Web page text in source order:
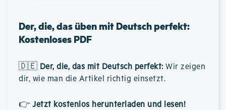
Der, die, das üben mit Deutsch perfekt:
Kostenloses PDF
🇩🇪 Der, die, das mit Deutsch perfekt: Wir zeigen
dir, wie man die Artikel richtig einsetzt.
👉 Jetzt kostenlos herunterladen und lesen!